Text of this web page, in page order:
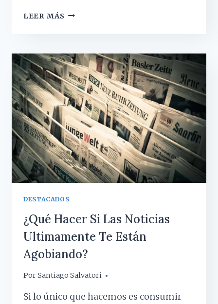
LEER MÁS ¿POR
SUEÑOS
RAROS
DURANTE
LA
CUARENTENA?
DESTACADOS
¿Qué Hacer Si Las Noticias
Ultimamente Te Están
Agobiando?
PorSantiago Salvatori
30 marzo, 2020
Si lo único que hacemos es consumir